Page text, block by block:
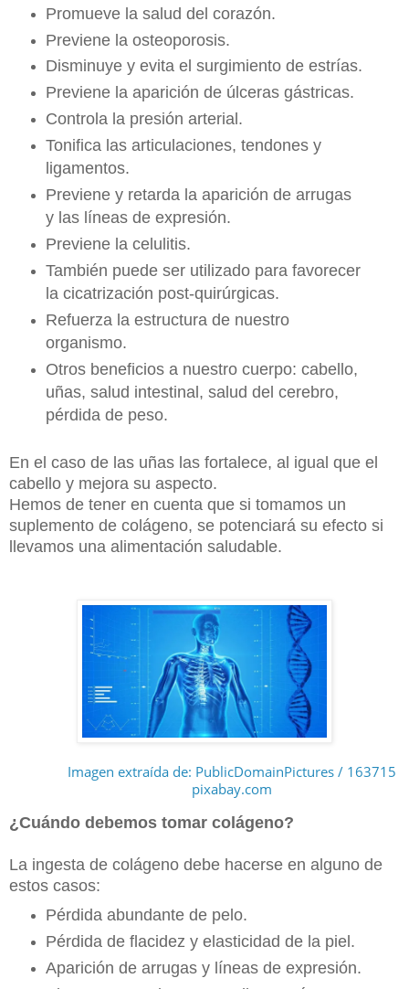
Promueve la salud del corazón.
Previene la osteoporosis.
Disminuye y evita el surgimiento de estrías.
Previene la aparición de úlceras gástricas.
Controla la presión arterial.
Tonifica las articulaciones, tendones y
ligamentos.
Previene y retarda la aparición de arrugas
y las líneas de expresión.
Previene la celulitis.
También puede ser utilizado para favorecer
la cicatrización post-quirúrgicas.
Refuerza la estructura de nuestro
organismo.
Otros beneficios a nuestro cuerpo: cabello,
uñas, salud intestinal, salud del cerebro,
pérdida de peso.
En el caso de las uñas las fortalece, al igual que el
cabello y mejora su aspecto.
Hemos de tener en cuenta que si tomamos un
suplemento de colágeno, se potenciará su efecto si
llevamos una alimentación saludable.
Imagen extraída de: PublicDomainPictures / 163715
pixabay.com
¿Cuándo debemos tomar colágeno?
La ingesta de colágeno debe hacerse en alguno de
estos casos:
Pérdida abundante de pelo.
Pérdida de flacidez y elasticidad de la piel.
Aparición de arrugas y líneas de expresión.